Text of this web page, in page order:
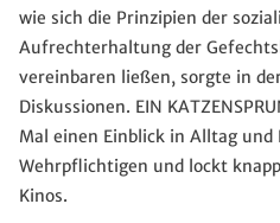
wie sich die Prinzipien der
Aufrechterhaltung der
vereinbaren ließen, sorgte in
Diskussionen. EIN
Mal einen Einblick in Alltag
Wehrpflichtigen und lockt
Kinos.